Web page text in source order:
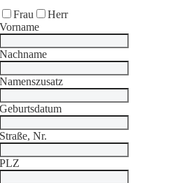
Frau
Herr
Vorname
Nachname
Namenszusatz
Geburtsdatum
Straße, Nr.
PLZ